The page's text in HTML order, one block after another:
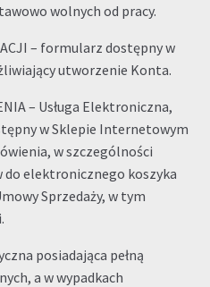
wolnych od pracy.
– formularz dostępny w
utworzenie Konta.
– Usługa Elektroniczna,
w Sklepie Internetowym
w szczególności
elektronicznego koszyka
Sprzedaży, w tym
posiadająca pełną
a w wypadkach